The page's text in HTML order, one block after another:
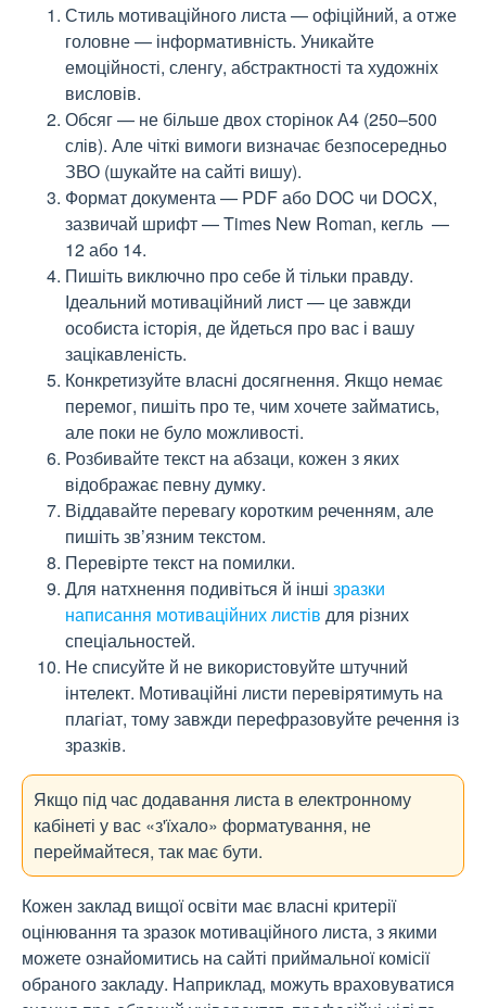
Стиль мотиваційного листа — офіційний, а отже
головне — інформативність. Уникайте
емоційності, сленгу, абстрактності та художніх
висловів.
Обсяг— не більше двох сторінок А4 (250–500
слів). Але чіткі вимоги визначає безпосередньо
ЗВО (шукайте на сайті вишу).
Формат документа — PDF або DOC чи DOCX,
зазвичай шрифт — Times New Roman, кегль —
12 або 14.
Пишіть виключно про себе й тільки правду.
Ідеальний мотиваційний лист — це завжди
особиста історія, де йдеться про вас і вашу
зацікавленість.
Конкретизуйте власні досягнення. Якщо немає
перемог, пишіть про те, чим хочете займатись,
але поки не було можливості.
Розбивайте текст на абзаци, кожен з яких
відображає певну думку.
Віддавайте перевагу коротким реченням, але
пишіть зв’язним текстом.
Перевірте текст на помилки.
Для натхнення подивіться й інші зразки
написання мотиваційних листів для різних
спеціальностей.
Не списуйте й не використовуйте штучний
інтелект. Мотиваційні листи перевірятимуть на
плагіат, тому завжди перефразовуйте речення із
зразків.
Якщо під час додавання листа в електронному
кабінеті у вас «з'їхало» форматування, не
переймайтеся, так має бути.
Кожен заклад вищої освіти має власні критерії
оцінювання та зразок мотиваційного листа, з якими
можете ознайомитись на сайті приймальної комісії
обраного закладу. Наприклад, можуть враховуватися